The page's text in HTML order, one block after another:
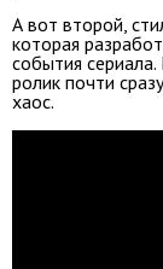
А вот второй,
которая
события
ролик почти
хаос.